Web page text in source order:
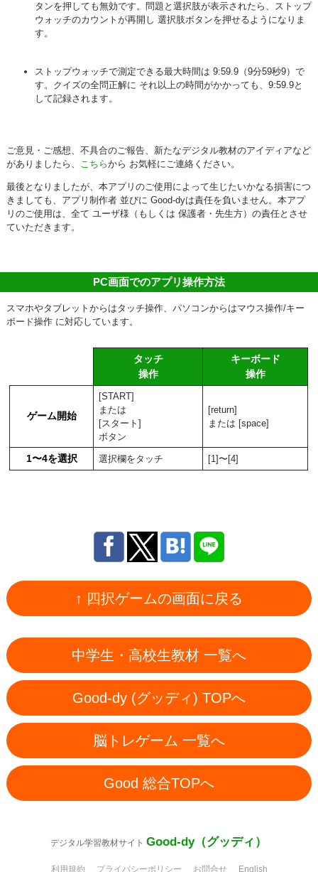
タンを押しても無効です。問題と選択肢が表示されたら、ストップ
ウォッチのカウントが再開し 選択肢ボタンを押せるようになりま
す。
ストップウォッチで測定できる最大時間は 9:59.9（9分59秒9）で
す。クイズの全問正解に それ以上の時間がかかっても、9:59.9と
して記録されます。
ご意見・ご感想、不具合のご報告、新たなデジタル教材のアイディアなど
がありましたら、 こちらから お気軽にご連絡ください。
最後となりましたが、本アプリのご使用によって生じたいかなる損害につ
きましても、アプリ制作者 並びに Good-dyは責任を負いません。本アプ
リのご使用は、全て ユーザ様（もしくは 保護者・先生方）の責任とさせ
ていただきます。
PC画面でのアプリ操作方法
スマホやタブレットからはタッチ操作、パソコンからはマウス操作/キー
ボード操作 に対応しています。
タッチ
操作
キーボード
操作
ゲーム開始
[START]
または
[スタート]
ボタン
[return]
または [space]
1〜4を選択 選択欄をタッチ [1]〜[4]
↑ 四択ゲームの画面に戻る
中学生・高校生教材 一覧へ
Good-dy (グッディ) TOPへ
脳トレゲーム 一覧へ
Good 総合TOPへ
デジタル学習教材サイトGood-dy（グッディ）
利用規約 プライバシーポリシー お問合せ English